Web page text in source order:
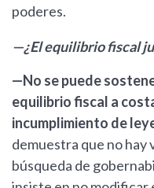
poderes.
—¿El equilibrio fiscal
—No se puede
equilibrio fiscal a
incumplimiento de
demuestra que no hay
búsqueda de